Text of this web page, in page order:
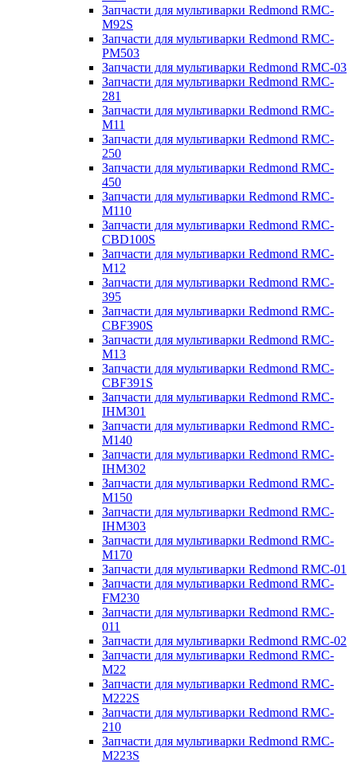
Запчасти для мультиварки Redmond RMC-
M92S
Запчасти для мультиварки Redmond RMC-
PM503
Запчасти для мультиварки Redmond RMC-03
Запчасти для мультиварки Redmond RMC-
281
Запчасти для мультиварки Redmond RMC-
M11
Запчасти для мультиварки Redmond RMC-
250
Запчасти для мультиварки Redmond RMC-
450
Запчасти для мультиварки Redmond RMC-
M110
Запчасти для мультиварки Redmond RMC-
CBD100S
Запчасти для мультиварки Redmond RMC-
M12
Запчасти для мультиварки Redmond RMC-
395
Запчасти для мультиварки Redmond RMC-
CBF390S
Запчасти для мультиварки Redmond RMC-
M13
Запчасти для мультиварки Redmond RMC-
CBF391S
Запчасти для мультиварки Redmond RMC-
IHM301
Запчасти для мультиварки Redmond RMC-
M140
Запчасти для мультиварки Redmond RMC-
IHM302
Запчасти для мультиварки Redmond RMC-
M150
Запчасти для мультиварки Redmond RMC-
IHM303
Запчасти для мультиварки Redmond RMC-
M170
Запчасти для мультиварки Redmond RMC-01
Запчасти для мультиварки Redmond RMC-
FM230
Запчасти для мультиварки Redmond RMC-
011
Запчасти для мультиварки Redmond RMC-02
Запчасти для мультиварки Redmond RMC-
M22
Запчасти для мультиварки Redmond RMC-
M222S
Запчасти для мультиварки Redmond RMC-
210
Запчасти для мультиварки Redmond RMC-
M223S